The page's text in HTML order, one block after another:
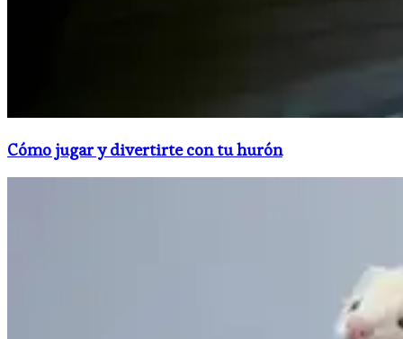
Cómo jugar y divertirte con tu hurón